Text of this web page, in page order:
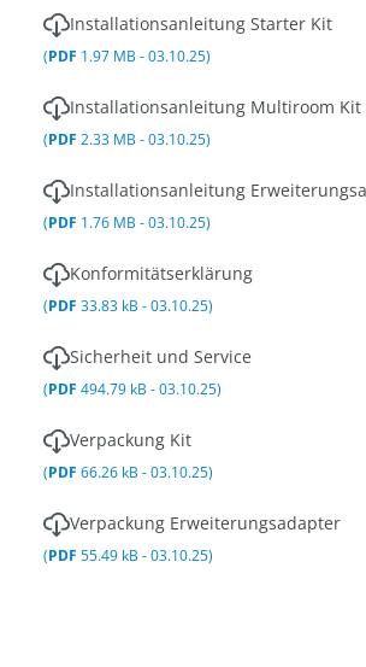
Installationsanleitung Starter Kit
(PDF 1.97 MB - 03.10.25)
Installationsanleitung Multiroom Kit
(PDF 2.33 MB - 03.10.25)
Installationsanleitung
(PDF 1.76 MB - 03.10.25)
Konformitätserklärung
(PDF 33.83 kB - 03.10.25)
Sicherheit und Service
(PDF 494.79 kB - 03.10.25)
Verpackung Kit
(PDF 66.26 kB - 03.10.25)
Verpackung Erweiterungsadapter
(PDF 55.49 kB - 03.10.25)